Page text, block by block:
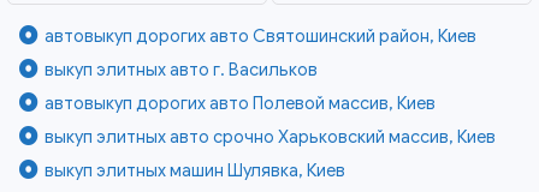
автовыкуп дорогих авто Святошинский район, Киев
выкуп элитных авто г. Васильков
автовыкуп дорогих авто Полевой массив, Киев
выкуп элитных авто срочно Харьковский массив, Киев
выкуп элитных машин Шулявка, Киев